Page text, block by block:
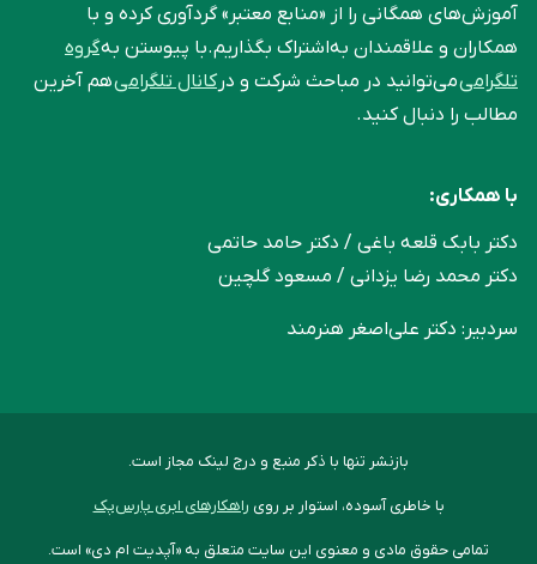
آموزش‌های همگانی را از «منابع معتبر» گردآوری کرده و با
همکاران و علاقمندان به‌اشتراک بگذاریم.با پیوستن بهگروه
تلگرامیمی‌توانید در مباحث شرکت و درکانال تلگرامیهم آخرین
مطالب را دنبال کنید.
با همکاری:
دکتر بابک قلعه‌ باغی / دکتر حامد حاتمی
دکتر محمد رضا یزدانی / مسعود گلچین
سردبیر: دکتر علی‌اصغر هنرمند
بازنشر تنها با ذکر منبع و درج لینک مجاز است.
با خاطری آسوده، استوار بر روی راهکارهای ابری پارس‌پک
تمامی حقوق مادی و معنوی این سایت متعلق به «آپدیت ام دی» است.